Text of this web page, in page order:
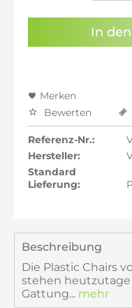
In den
Merken
Bewerten
Referenz-Nr.:
Hersteller:
Standard
Lieferung:
Beschreibung
Die Plastic Chairs
stehen
Gattung... mehr